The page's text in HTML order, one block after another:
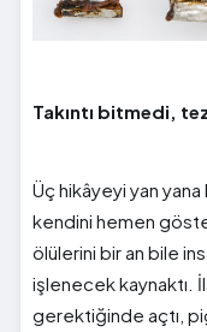
Takıntı bitmedi,
Üç hikâyeyi yan
kendini hemen
ölülerini bir an bile
işlenecek kaynaktı.
gerektiğinde açtı,